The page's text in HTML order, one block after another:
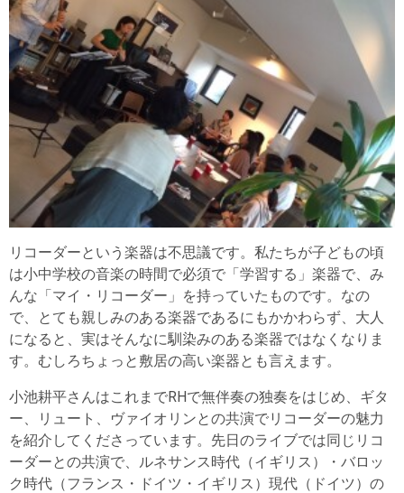
リコーダーという楽器は不思議です。私たちが子どもの頃
は小中学校の音楽の時間で必須で「学習する」楽器で、み
んな「マイ・リコーダー」を持っていたものです。なの
で、とても親しみのある楽器であるにもかかわらず、大人
になると、実はそんなに馴染みのある楽器ではなくなりま
す。むしろちょっと敷居の高い楽器とも言えます。
小池耕平さんはこれまでRHで無伴奏の独奏をはじめ、ギタ
ー、リュート、ヴァイオリンとの共演でリコーダーの魅力
を紹介してくださっています。先日のライブでは同じリコ
ーダーとの共演で、ルネサンス時代（イギリス）・バロッ
ク時代（フランス・ドイツ・イギリス）現代（ドイツ）の